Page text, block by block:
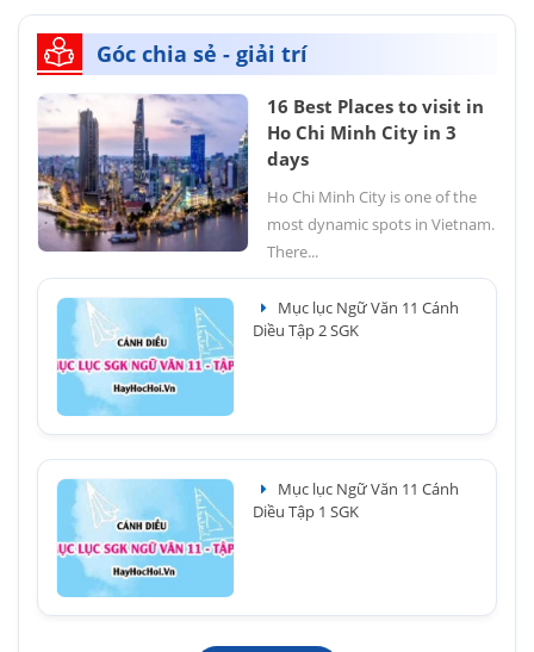
Góc chia sẻ - giải trí
16 Best Places to visit in
Ho Chi Minh City in 3
days
Ho Chi Minh City is one of the
most dynamic spots in Vietnam.
There...
Mục lục Ngữ Văn 11 Cánh
Diều Tập 2 SGK
Mục lục Ngữ Văn 11 Cánh
Diều Tập 1 SGK